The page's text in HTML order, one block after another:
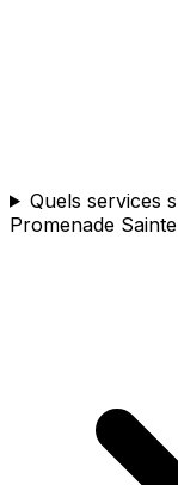
Quels services
Promenade